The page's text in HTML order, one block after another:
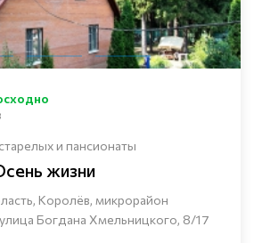
и пансионаты
жизни
Королёв, микрорайон
Богдана Хмельницкого, 8/17